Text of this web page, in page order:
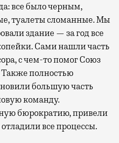
все было черным,
туалеты сломанные. Мы
здание — за год все
Сами нашли часть
с чем-то помог Союз
Также полностью
большую часть
команду.
бюрократию, привели
все процессы.